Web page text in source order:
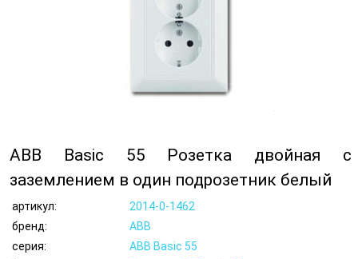
ABB Basic 55 Розетка двойная с
заземлением в один подрозетник белый
артикул:
2014-0-1462
бренд:
ABB
серия:
ABB Basic 55